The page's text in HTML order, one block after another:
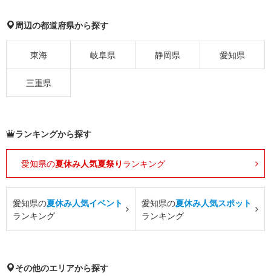
周辺の都道府県から探す
東海 岐阜県 静岡県 愛知県
三重県
ランキングから探す
愛知県の夏休み人気夏祭り ランキング
愛知県の夏休み人気イベント
ランキング
愛知県の夏休み人気スポット
ランキング
その他のエリアから探す